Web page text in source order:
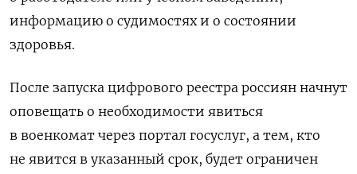
информацию о судимостях и о состоянии
здоровья.
После запуска цифрового реестра россиян начнут
оповещать о необходимости явиться
в военкомат через портал госуслуг, а тем, кто
не явится в указанный срок, будет ограничен